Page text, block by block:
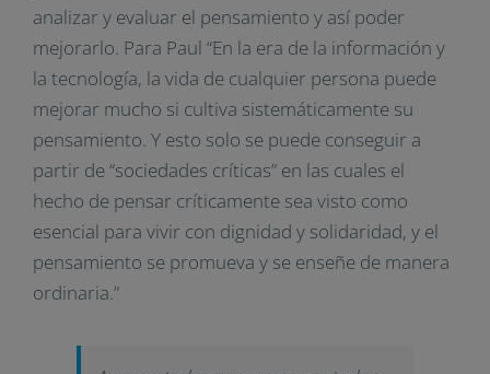
analizar y evaluar el pensamiento y así poder
mejorarlo. Para Paul “En la era de la información y
la tecnología, la vida de cualquier persona puede
mejorar mucho si cultiva sistemáticamente su
pensamiento. Y esto solo se puede conseguir a
partir de “sociedades críticas” en las cuales el
hecho de pensar críticamente sea visto como
esencial para vivir con dignidad y solidaridad, y el
pensamiento se promueva y se enseñe de manera
ordinaria.”